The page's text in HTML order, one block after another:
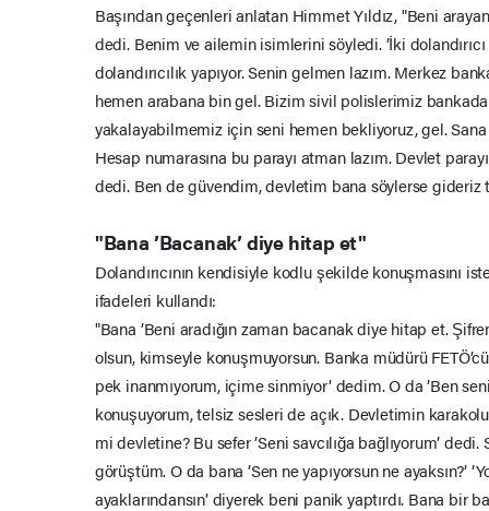
Başından geçenleri anlatan Himmet Yıldız, "Beni
dedi. Benim ve ailemin isimlerini söyledi. ’İki
dolandırıcılık yapıyor. Senin gelmen lazım. Merkez
hemen arabana bin gel. Bizim sivil polislerimiz bankada
yakalayabilmemiz için seni hemen bekliyoruz, gel.
Hesap numarasına bu parayı atman lazım. Devlet
dedi. Ben de güvendim, devletim bana söylerse
"Bana ’Bacanak’ diye hitap et"
Dolandırıcının kendisiyle kodlu şekilde konuşmasını
ifadeleri kullandı:
"Bana ’Beni aradığın zaman bacanak diye hitap et.
olsun, kimseyle konuşmuyorsun. Banka müdürü
pek inanmıyorum, içime sinmiyor’ dedim. O da ’Ben
konuşuyorum, telsiz sesleri de açık. Devletimin
mi devletine? Bu sefer ’Seni savcılığa bağlıyorum’
görüştüm. O da bana ’Sen ne yapıyorsun ne ayaksın?’
ayaklarındansın’ diyerek beni panik yaptırdı. Bana bir